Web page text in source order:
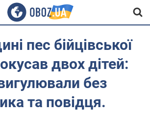
пес бійцівської
двох дітей:
без
та повідця.